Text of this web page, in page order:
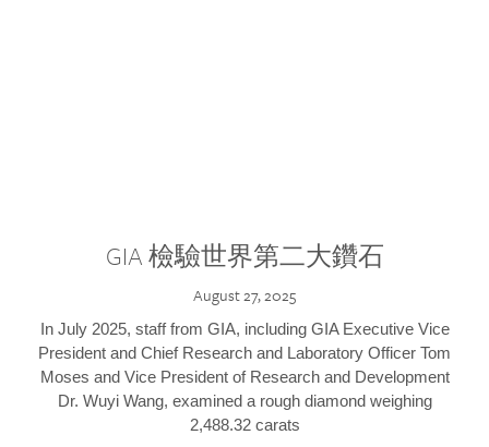
GIA 檢驗世界第二大鑽石
August 27, 2025
In July 2025, staff from GIA, including GIA Executive Vice
President and Chief Research and Laboratory Officer Tom
Moses and Vice President of Research and Development
Dr. Wuyi Wang, examined a rough diamond weighing
2,488.32 carats